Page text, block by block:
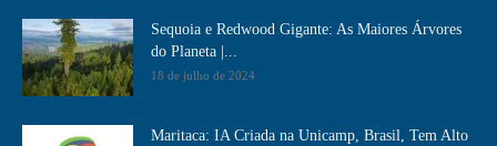
Sequoia e Redwood Gigante: As Maiores Árvores
do Planeta |...
18 de julho de 2024
Maritaca: IA Criada na Unicamp, Brasil, Tem Alto